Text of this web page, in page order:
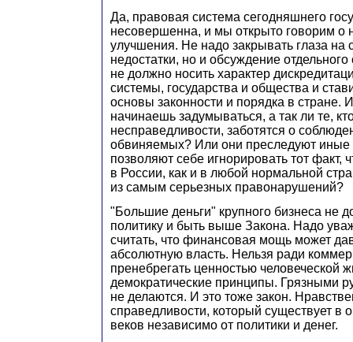
Да, правовая система сегодняшнего
несовершенна, и мы открыто говорим о
улучшения. Не надо закрывать глаза
недостатки, но и обсуждение
не должно носить характер
системы, государства и общества и
основы законности и порядка в стране.
начинаешь задумываться, а так ли те,
несправедливости, заботятся о
обвиняемых? Или они преследуют иные
позволяют себе игнорировать тот факт,
в России, как и в любой нормальной
из самым серьезных правонарушений?
"Большие деньги" крупного бизнеса не
политику и быть выше Закона. Надо
считать, что финансовая мощь может
абсолютную власть. Нельзя ради
пренебрегать ценностью человеческой
демократические принципы. Грязными
не делаются. И это тоже закон.
справедливости, который существует в
веков независимо от политики и денег.